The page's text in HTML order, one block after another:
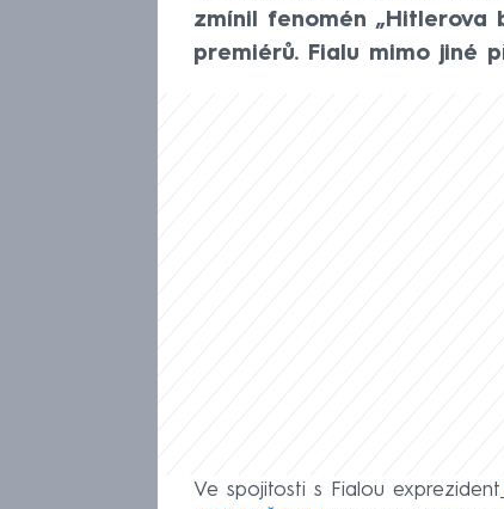
zmínil fenomén „Hitlerova
premiérů. Fialu mimo jiné
Ve spojitosti s Fialou exprezident